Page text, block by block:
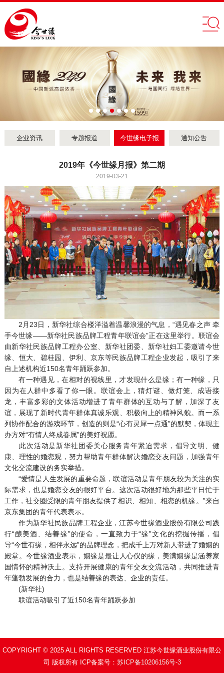
企业资讯 专题报道 今世缘电子报 通知公告
2019年《今世缘月报》第二期
2019-03-21
2月23日，新华社综合楼洋溢着温馨浪漫的气息，“遇见春之声 牵
手今世缘——新华社民族品牌工程青年联谊会”正在这里举行。联谊会
由新华社民族品牌工程办公室、新华社团委、新华社妇工委邀请今世
缘、恒大、碧桂园、伊利、京东等民族品牌工程企业发起，吸引了来
自上述机构近150名青年踊跃参加。
有一种遇见，在相对的视线里，才发现什么是缘；有一种缘，只
因为在人群中多看了你一眼。联谊会上，猜灯谜、做灯笼、成语接
龙，丰富多彩的文体活动增进了青年群体的互动与了解，加深了友
谊，展现了新时代青年群体真诚乐观、积极向上的精神风貌。而一系
列协作配合的游戏环节，创造的则是“心有灵犀一点通”的默契，体现主
办方对“有情人终成眷属”的美好祝愿。
此次活动是新华社团委关心服务青年紧迫需求，倡导文明、健
康、理性的婚恋观，努力帮助青年群体解决婚恋交友问题，加强青年
文化交流建设的务实举措。
“爱情是人生发展的重要命题，联谊活动是青年朋友较为关注的实
际需求，也是婚恋交友的很好平台。这次活动很好地为那些平日忙于
工作，社交圈受限的青年朋友提供了相识、相知、相恋的机缘。”来自
京东集团的青年代表表示。
作为新华社民族品牌工程企业，江苏今世缘酒业股份有限公司践
行“酿美酒、结善缘”的使命，一直致力于“缘”文化的挖掘传播，倡
导“今世有缘，相伴永远”的品牌理念，把成千上万对新人带进了婚姻的
殿堂。今世缘酒业表示，姻缘是最让人心仪的缘，美满姻缘是涵养家
国情怀的精神沃土。支持开展健康的青年交友交流活动，共同推进青
年蓬勃发展的合力，也是结善缘的表达、企业的责任。
(新华社)
联谊活动吸引了近150名青年踊跃参加
COPYRIGHT © 2025 ALL RIGHTS RESERVED 江苏今世缘酒业股份有限公
司 版权所有 ICP备案号： 苏ICP备10206156号-3